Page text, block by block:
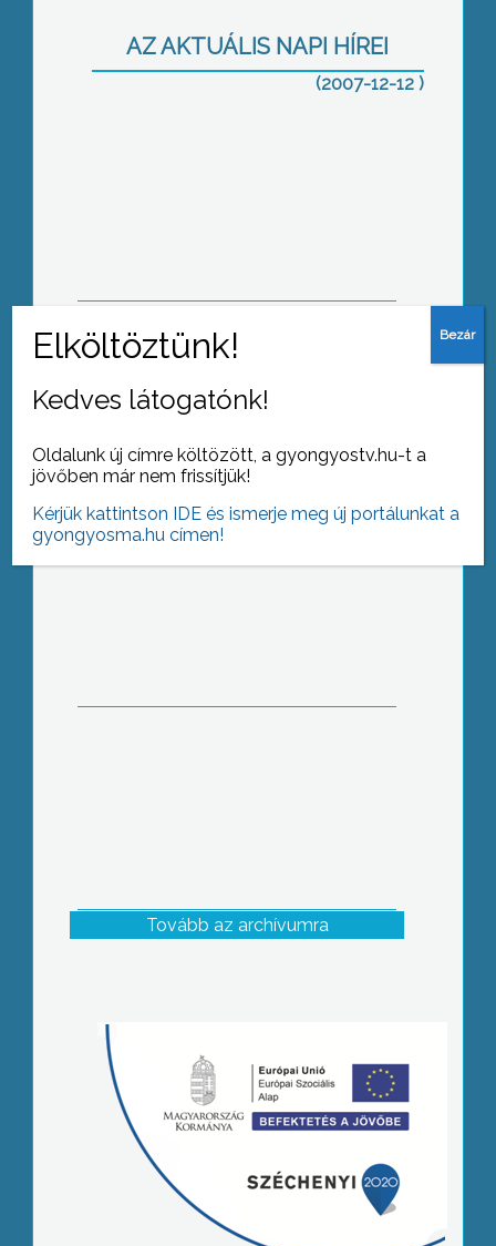
AZ AKTUÁLIS NAPI HÍREI
(2007-12-12 )
krónikus osztálya
A Hospinvest nem
Tovább az archívumra
Kedves látogatónk!
Oldalunk új címre költözött, a gyongyostv.hu-t a
jövőben már nem frissítjük!
Kérjük kattintson IDE és ismerje meg új portálunkat a
gyongyosma.hu címen!